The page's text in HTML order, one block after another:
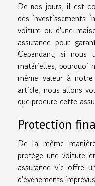
De nos jours, il est
des investissements
voiture ou d'une
assurance pour
Cependant, si nous
matérielles, pourquoi
même valeur à
article, nous allons
que procure cette
Protection
De la même
protège une voiture
assurance vie offre
d'événements